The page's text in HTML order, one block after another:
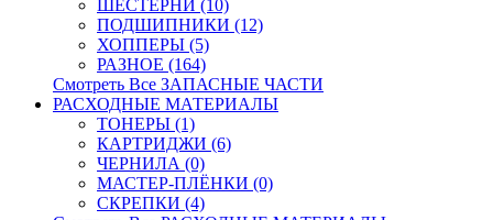
ШЕСТЕРНИ (10)
ПОДШИПНИКИ (12)
ХОППЕРЫ (5)
РАЗНОЕ (164)
Смотреть Все ЗАПАСНЫЕ ЧАСТИ
РАСХОДНЫЕ МАТЕРИАЛЫ
ТОНЕРЫ (1)
КАРТРИДЖИ (6)
ЧЕРНИЛА (0)
МАСТЕР-ПЛЁНКИ (0)
СКРЕПКИ (4)